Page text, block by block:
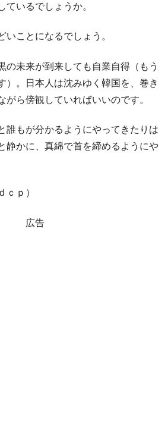
ているでしょうか。
いことになるでしょう。
の未来が到来しても自業自得（もう
）。日本人は沈みゆく韓国を、巻き
がら傍観していればいいのです。
誰もが分かるようにやってきたりは
静かに、真綿で首を締めるようにや
ｃｐ）
広告